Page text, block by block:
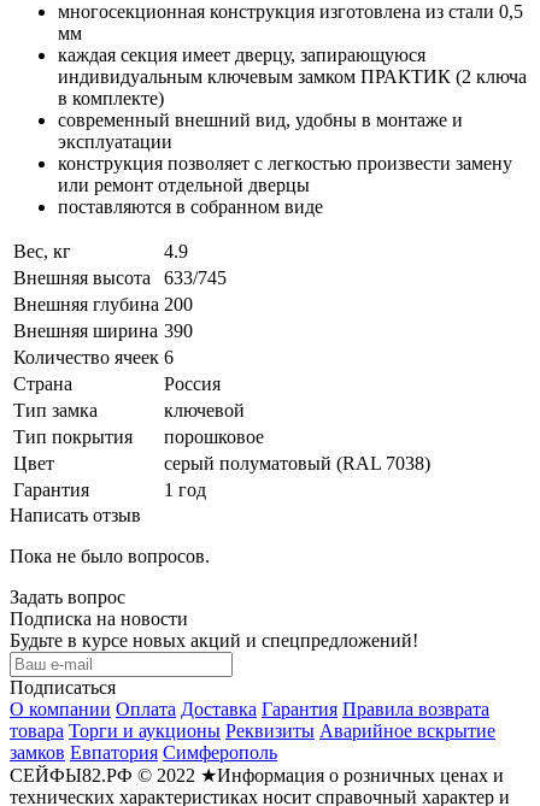
многосекционная конструкция изготовлена из стали 0,5
мм
каждая секция имеет дверцу, запирающуюся
индивидуальным ключевым замком ПРАКТИК (2 ключа
в комплекте)
современный внешний вид, удобны в монтаже и
эксплуатации
конструкция позволяет с легкостью произвести замену
или ремонт отдельной дверцы
поставляются в собранном виде
Вес, кг
4.9
Внешняя высота
633/745
Внешняя глубина 200
Внешняя ширина 390
Количество ячеек 6
Страна
Россия
Тип замка
ключевой
Тип покрытия
порошковое
Цвет
cерый полуматовый (RAL 7038)
Гарантия
1 год
Написать отзыв
Пока не было вопросов.
Задать вопрос
Подписка на новости
Будьте в курсе новых акций и спецпредложений!
Подписаться
О компании Оплата Доставка Гарантия Правила возврата
товара Торги и аукционы Реквизиты Аварийное вскрытие
замков Евпатория Симферополь
СЕЙФЫ82.РФ © 2022 ★Информация о розничных ценах и
технических характеристиках носит справочный характер и